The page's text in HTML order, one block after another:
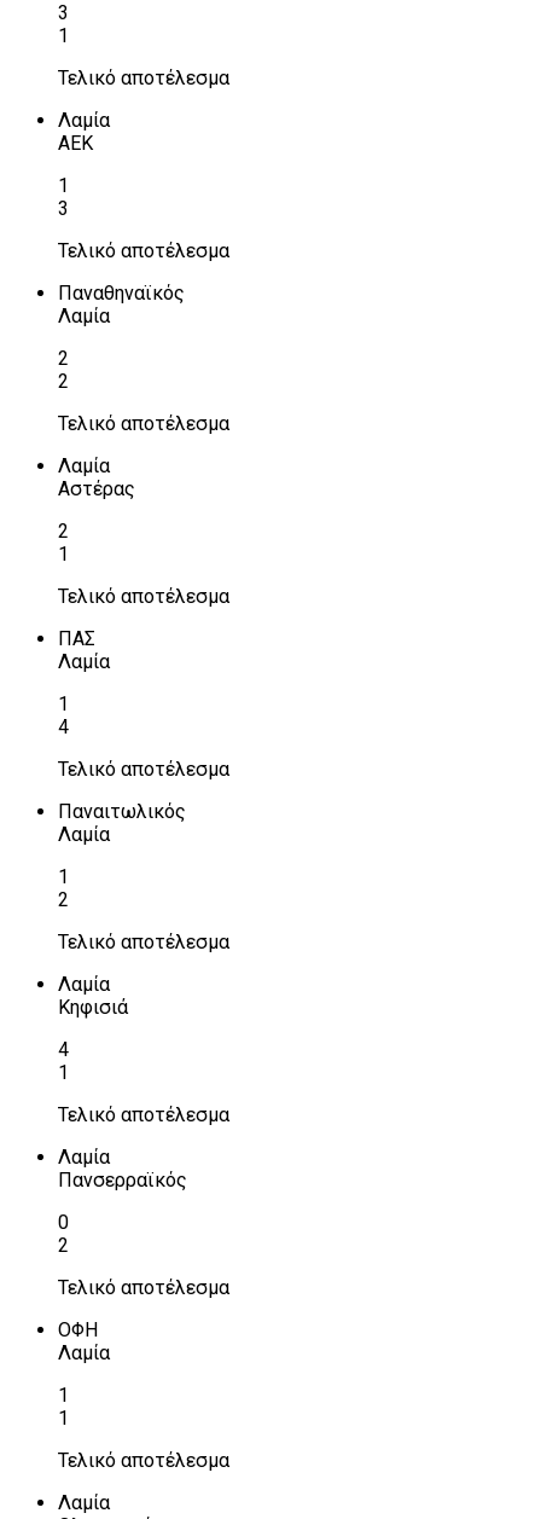
3
1
Τελικό αποτέλεσμα
Λαμία
ΑΕΚ
1
3
Τελικό αποτέλεσμα
Παναθηναϊκός
Λαμία
2
2
Τελικό αποτέλεσμα
Λαμία
Αστέρας
2
1
Τελικό αποτέλεσμα
ΠΑΣ
Λαμία
1
4
Τελικό αποτέλεσμα
Παναιτωλικός
Λαμία
1
2
Τελικό αποτέλεσμα
Λαμία
Κηφισιά
4
1
Τελικό αποτέλεσμα
Λαμία
Πανσερραϊκός
0
2
Τελικό αποτέλεσμα
ΟΦΗ
Λαμία
1
1
Τελικό αποτέλεσμα
Λαμία